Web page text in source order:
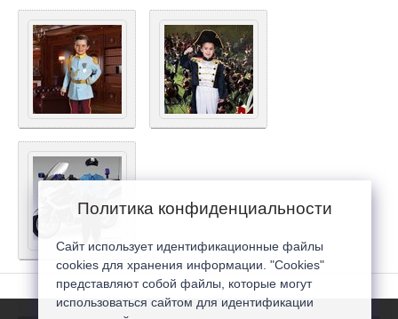
Политика конфиденциальности
Сайт использует идентификационные файлы
cookies для хранения информации. "Cookies"
представляют собой файлы, которые могут
использоваться сайтом для идентификации